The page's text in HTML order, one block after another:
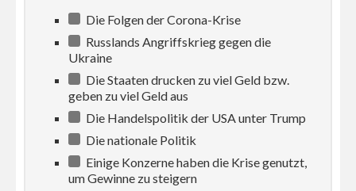
Die Folgen der Corona-Krise
Russlands Angriffskrieg gegen die
Ukraine
Die Staaten drucken zu viel Geld bzw.
geben zu viel Geld aus
Die Handelspolitik der USA unter Trump
Die nationale Politik
Einige Konzerne haben die Krise genutzt,
um Gewinne zu steigern